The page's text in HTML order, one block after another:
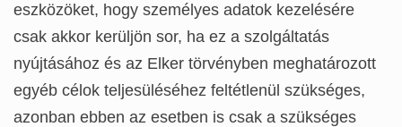
eszközöket, hogy személyes adatok kezelésére
csak akkor kerüljön sor, ha ez a szolgáltatás
nyújtásához és az Elker törvényben meghatározott
egyéb célok teljesüléséhez feltétlenül szükséges,
azonban ebben az esetben is csak a szükséges